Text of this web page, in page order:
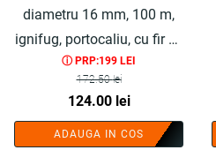
diametru 16 mm, 100 m,
ignifug, portocaliu, cu fir de
tragere, polietilena - COBI
SMART®
ⓘ PRP:199 LEI
172.50lei
Prețul
inițial
a
124.00 leiPrețul
curent
este:
ADAUGA IN COS